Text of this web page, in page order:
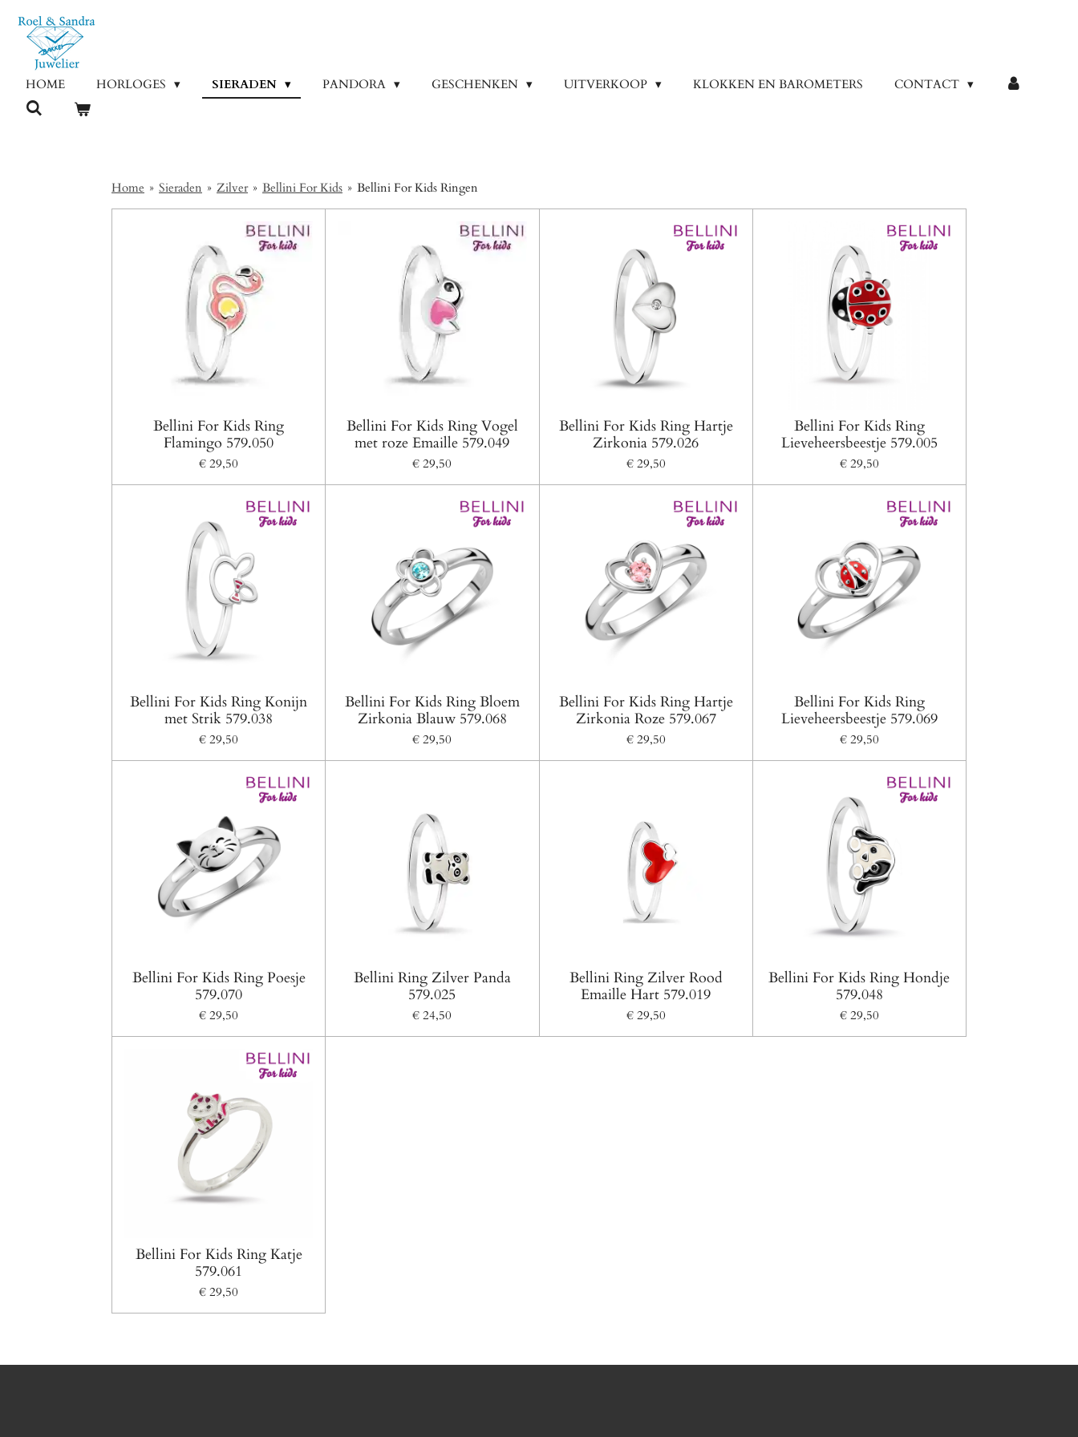
Ga
direct
hoofdinhoud
HOME HORLOGES SIERADEN PANDORA GESCHENKEN UITVERKOOP KLOKKEN EN BAROMETERS CONTACT
Home » Sieraden » Zilver » Bellini For Kids » Bellini For Kids Ringen
Bellini For Kids Ring
Flamingo 579.050
€ 29,50
Bellini For Kids Ring Vogel
met roze Emaille 579.049
€ 29,50
Bellini For Kids Ring Hartje
Zirkonia 579.026
€ 29,50
Bellini For Kids Ring
Lieveheersbeestje 579.005
€ 29,50
Bellini For Kids Ring Konijn
met Strik 579.038
€ 29,50
Bellini For Kids Ring Bloem
Zirkonia Blauw 579.068
€ 29,50
Bellini For Kids Ring Hartje
Zirkonia Roze 579.067
€ 29,50
Bellini For Kids Ring
Lieveheersbeestje 579.069
€ 29,50
Bellini For Kids Ring Poesje
579.070
€ 29,50
Bellini Ring Zilver Panda
579.025
€ 24,50
Bellini Ring Zilver Rood
Emaille Hart 579.019
€ 29,50
Bellini For Kids Ring Hondje
579.048
€ 29,50
Bellini For Kids Ring Katje
579.061
€ 29,50